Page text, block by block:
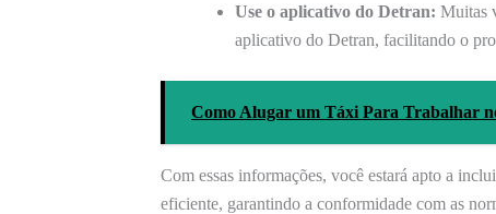
Use o aplicativo do Detran: Muitas
aplicativo do Detran, facilitando o
Como Alugar um Táxi Para Trabalhar
Com essas informações, você estará apto a
eficiente, garantindo a conformidade com as